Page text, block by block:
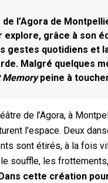
l’Agora de
explore, grâce à son
gestes quotidiens et
Malgré quelques
Memorypeine à
de l’Agora, à
l’espace. Deux
sont étirés, à la fois
souffle, les
Dans cette création